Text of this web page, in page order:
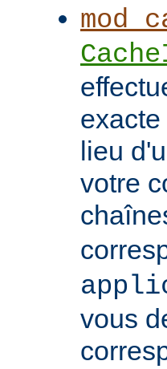
lieu
votre
vous